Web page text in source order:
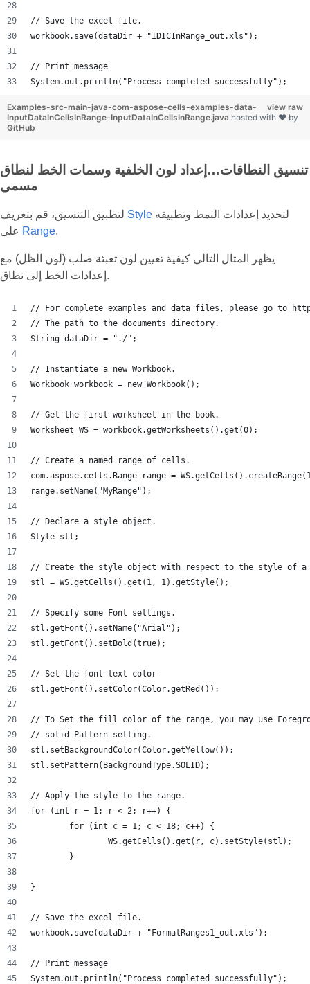
// Save the excel file.
workbook.save(dataDir + "IDICInRange_out.xls");
// Print message
System.out.println("Process completed successfully");
view raw
Examples-src-main-java-com-aspose-cells-examples-data-
InputDataInCellsInRange-InputDataInCellsInRange.java hosted with ❤ by
GitHub
تنسيق النطاقات…إعداد لون الخلفية وسمات الخط لنطاق
مسمى
Style
Range.
يظهر المثال التالي كيفية تعيين لون تعبئة صلب (لون الظل) مع
إعدادات الخط إلى نطاق.
// For complete examples and data files, please go to
// The path to the documents directory.
String dataDir = "./";
// Instantiate a new Workbook.
Workbook workbook = new Workbook();
// Get the first worksheet in the book.
Worksheet WS = workbook.getWorksheets().get(0);
// Create a named range of cells.
com.aspose.cells.Range range =
range.setName("MyRange");
// Declare a style object.
Style stl;
// Create the style object with respect to the style of
stl = WS.getCells().get(1, 1).getStyle();
// Specify some Font settings.
stl.getFont().setName("Arial");
stl.getFont().setBold(true);
// Set the font text color
stl.getFont().setColor(Color.getRed());
// To Set the fill color of the range, you may use
// solid Pattern setting.
stl.setBackgroundColor(Color.getYellow());
stl.setPattern(BackgroundType.SOLID);
// Apply the style to the range.
for (int r = 1; r < 2; r++) {
	for (int c = 1; c < 18; c++) {
		WS.getCells().get(r, c).setStyle(stl);
	}
}
// Save the excel file.
workbook.save(dataDir + "FormatRanges1_out.xls");
// Print message
System.out.println("Process completed successfully");